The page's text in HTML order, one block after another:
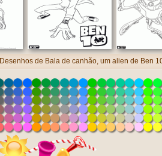
Desenhos de Bala de canhão, um alien de Ben